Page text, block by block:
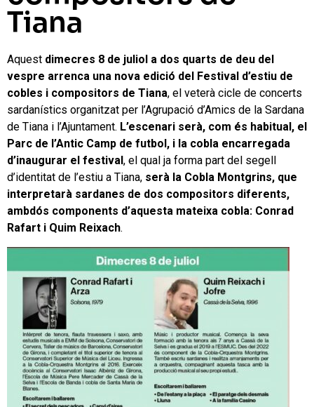
Tiana
Aquest dimecres 8 de juliol a dos quarts de deu del
vespre arrenca una nova edició del Festival d’estiu de
cobles i compositors de Tiana, el veterà cicle de concerts
sardanístics organitzat per l’Agrupació d’Amics de la Sardana
de Tiana i l’Ajuntament. L’escenari serà, com és habitual, el
Parc de l’Antic Camp de futbol, i la cobla encarregada
d’inaugurar el festival , el qual ja forma part del segell
d’identitat de l’estiu a Tiana, serà la Cobla Montgrins, que
interpretarà sardanes de dos compositors diferents,
ambdós components d’aquesta mateixa cobla: Conrad
Rafart i Quim Reixach.